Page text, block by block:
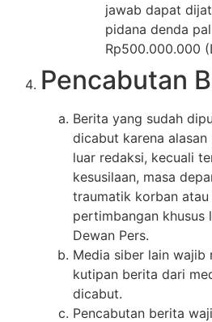
jawab dapat
pidana denda
Rp500.000.000
Pencabutan
Berita yang sudah
dicabut karena
luar redaksi, kecuali
kesusilaan, masa
traumatik korban
pertimbangan khusus
Dewan Pers.
Media siber lain wajib
kutipan berita dari
dicabut.
Pencabutan berita